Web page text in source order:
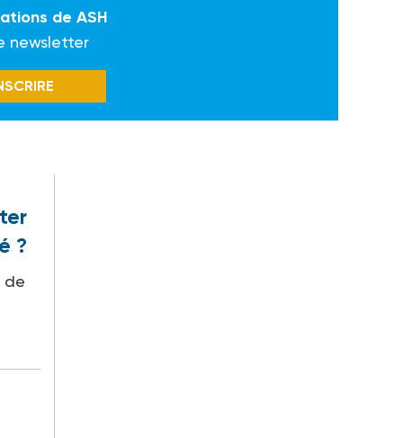
de ASH
newsletter
?
de